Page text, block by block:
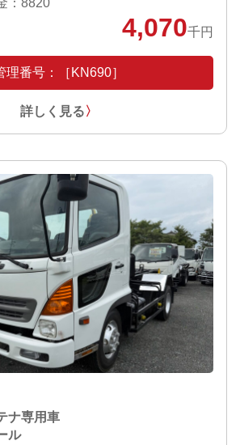
：8820
4,070千円
理番号：［KN690］
詳しく見る〉
ナ専用車
ル